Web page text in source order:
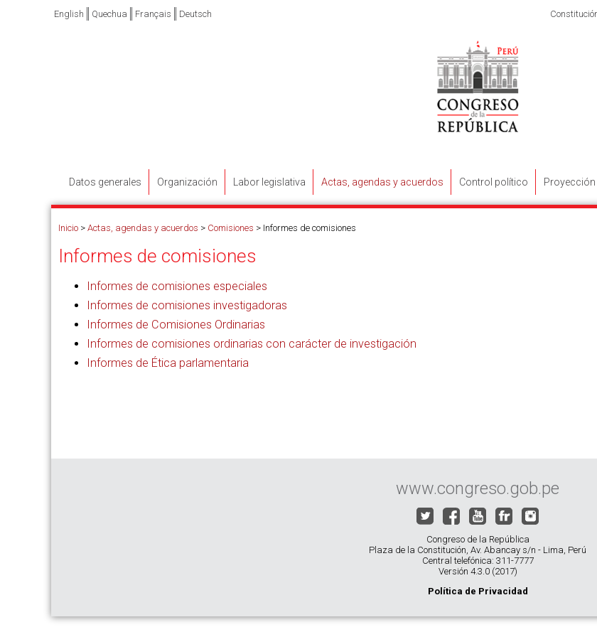
English Quechua Français Deutsch
Datos generales Organización Labor legislativa Actas, agendas y acuerdos Control político Proyección
Inicio > Actas, agendas y acuerdos > Comisiones > Informes de comisiones
Informes de comisiones
Informes de comisiones especiales
Informes de comisiones investigadoras
Informes de Comisiones Ordinarias
Informes de comisiones ordinarias con carácter de investigación
Informes de Ética parlamentaria
www.congreso.gob.pe
Congreso de la República
Plaza de la Constitución, Av. Abancay s/n - Lima, Perú
Central telefónica: 311-7777
Versión 4.3.0 (2017)
Política de Privacidad